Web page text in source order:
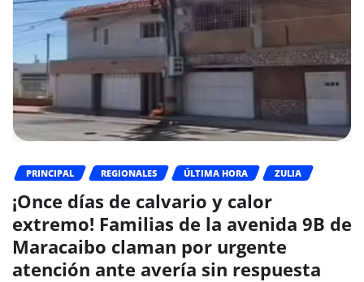
PRINCIPAL REGIONALES ÚLTIMA HORA ZULIA
¡Once días de calvario y calor
extremo! Familias de la avenida 9B de
Maracaibo claman por urgente
atención ante avería sin respuesta